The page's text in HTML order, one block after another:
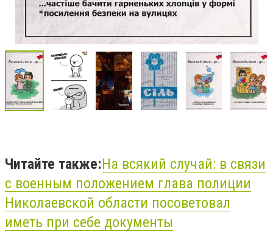
Читайте также:На всякий случай: в связи
с военным положением глава полиции
Николаевской области посоветовал
иметь при себе документы